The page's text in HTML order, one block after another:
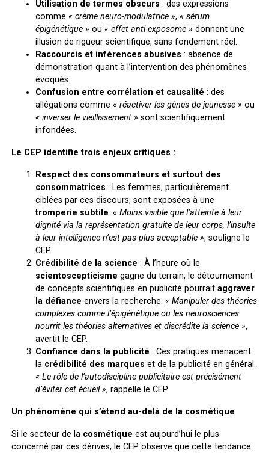
Utilisation de termes obscurs : des expressions
comme « crème neuro-modulatrice », « sérum
épigénétique » ou « effet anti-exposome » donnent une
illusion de rigueur scientifique, sans fondement réel.
Raccourcis et inférences abusives : absence de
démonstration quant à l’intervention des phénomènes
évoqués.
Confusion entre corrélation et causalité : des
allégations comme « réactiver les gènes de jeunesse » ou
« inverser le vieillissement » sont scientifiquement
infondées.
Le CEP identifie trois enjeux critiques :
Respect des consommateurs et surtout des
consommatrices : Les femmes, particulièrement
ciblées par ces discours, sont exposées à une
tromperie subtile. « Moins visible que l’atteinte à leur
dignité via la représentation gratuite de leur corps, l’insulte
à leur intelligence n’est pas plus acceptable », souligne le
CEP.
Crédibilité de la science : À l’heure où le
scientoscepticisme gagne du terrain, le détournement
de concepts scientifiques en publicité pourrait aggraver
la défiance envers la recherche. « Manipuler des théories
complexes comme l’épigénétique ou les neurosciences
nourrit les théories alternatives et discrédite la science »,
avertit le CEP.
Confiance dans la publicité : Ces pratiques menacent
la crédibilité des marques et de la publicité en général.
« Le rôle de l’autodiscipline publicitaire est précisément
d’éviter cet écueil », rappelle le CEP.
Un phénomène qui s’étend au-delà de la cosmétique
Si le secteur de la cosmétique est aujourd’hui le plus
concerné par ces dérives, le CEP observe que cette tendance